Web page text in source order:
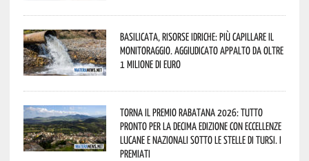
Basilicata, Risorse idriche: più capillare il
monitoraggio. Aggiudicato appalto da oltre
1 milione di euro
Torna il Premio Rabatana 2026: tutto
pronto per la decima edizione con eccellenze
lucane e nazionali sotto le stelle di Tursi. I
premiati